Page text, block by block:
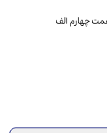
چهارم الف